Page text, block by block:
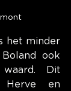
het minder
ook
Dit
Herve en